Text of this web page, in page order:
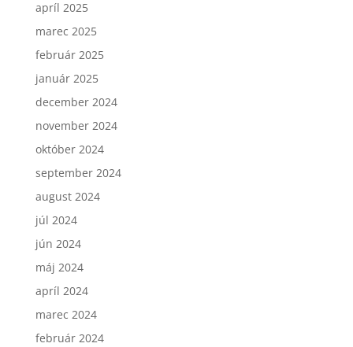
apríl 2025
marec 2025
február 2025
január 2025
december 2024
november 2024
október 2024
september 2024
august 2024
júl 2024
jún 2024
máj 2024
apríl 2024
marec 2024
február 2024